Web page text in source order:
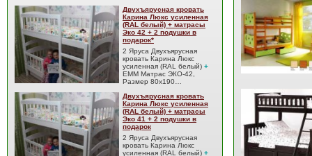
Двухъярусная кровать
Карина Люкс усиленная
(RAL белый) + матрасы
Эко 42 + 2 подушки в
подарок*
2 Яруса Двухъярусная
кровать Карина Люкс
усиленная (RAL белый) +
EMM Матрас ЭКО-42,
Размер 80x190…
Двухъярусная кровать
Карина Люкс усиленная
(RAL белый) + матрасы
Эко 41 + 2 подушки в
подарок
2 Яруса Двухъярусная
кровать Карина Люкс
усиленная (RAL белый) +